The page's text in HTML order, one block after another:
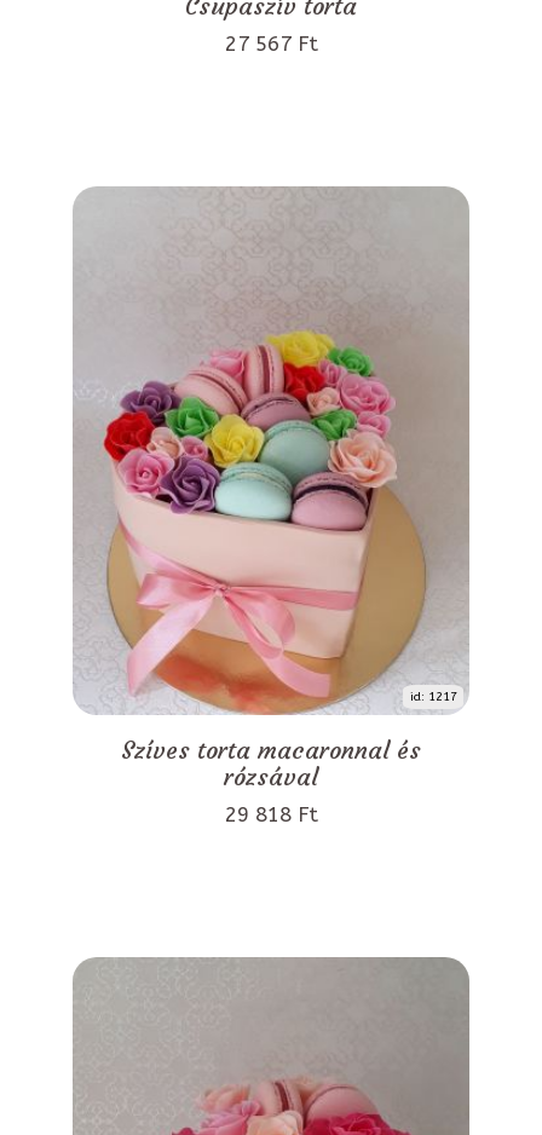
27 567 Ft
id: 1217
Szíves torta macaronnal és
rózsával
29 818 Ft